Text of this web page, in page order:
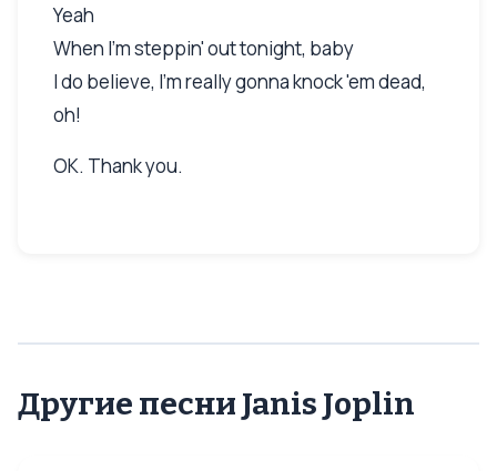
Yeah
When I'm steppin' out tonight, baby
I do believe, I'm really gonna knock 'em dead,
oh!
OK. Thank you.
Другие песни Janis Joplin